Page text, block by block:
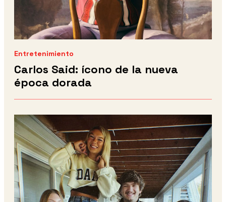
Entretenimiento
Carlos Said: ícono de la nueva
época dorada